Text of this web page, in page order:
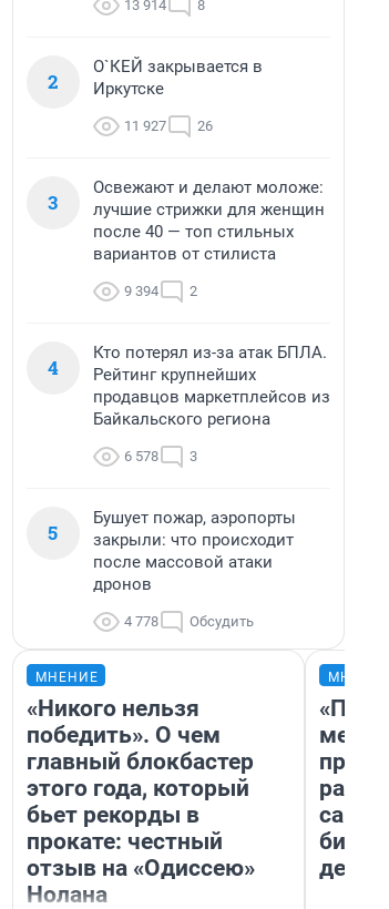
13 914 8
2
О`КЕЙ закрывается в
Иркутске
11 927 26
3
Освежают и делают моложе:
лучшие стрижки для женщин
после 40 — топ стильных
вариантов от стилиста
9 394 2
4
Кто потерял из-за атак БПЛА.
Рейтинг крупнейших
продавцов маркетплейсов из
Байкальского региона
6 578 3
5
Бушует пожар, аэропорты
закрыли: что происходит
после массовой атаки
дронов
4 778 Обсудить
МНЕНИЕ
«Никого нельзя
победить». О чем
главный блокбастер
этого года, который
бьет рекорды в
прокате: честный
отзыв на «Одиссею»
Нолана